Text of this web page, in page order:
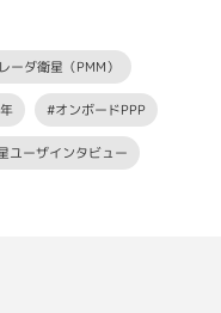
ーダ衛星（PMM）
#オンボードPPP
ユーザインタビュー